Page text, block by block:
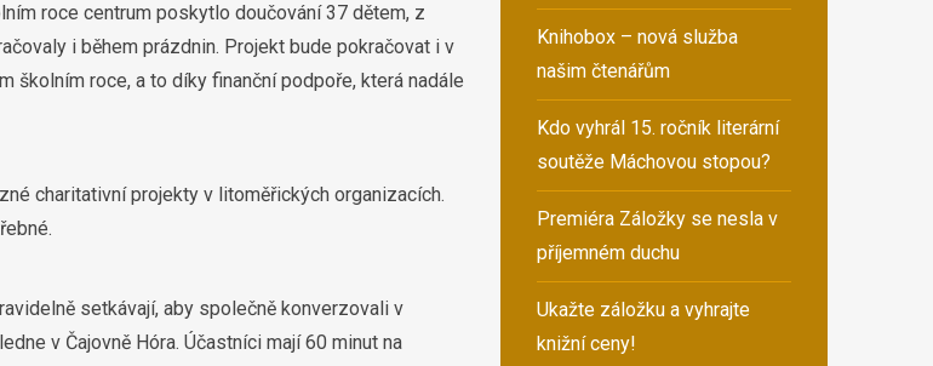
roce centrum poskytlo doučování 37 dětem, z
i během prázdnin. Projekt bude pokračovat i v
školním roce, a to díky finanční podpoře, která nadále
charitativní projekty v litoměřických organizacích.
setkávají, aby společně konverzovali v
v Čajovně Hóra. Účastníci mají 60 minut na
Knihobox – nová služba
našim čtenářům
Kdo vyhrál 15. ročník literární
soutěže Máchovou stopou?
Premiéra Záložky se nesla v
příjemném duchu
Ukažte záložku a vyhrajte
knižní ceny!